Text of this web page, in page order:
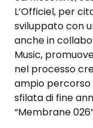
L’Officiel, per
sviluppato con
anche in
Music,
nel processo
ampio
sfilata di fine
“Membrane